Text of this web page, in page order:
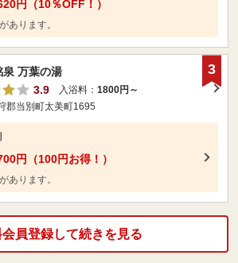
円（10％OFF！）
あります。
泉 万葉の湯
3.9
入浴料： 1800円～
郡当別町太美町1695
円（100円お得！）
あります。
3
員登録して続きを見る